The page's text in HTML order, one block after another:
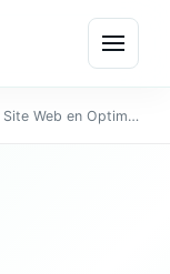
Menu
Boostez les Performances de Votre Site Web en Optimisant le SEO